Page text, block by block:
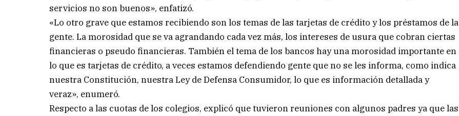
servicios no son buenos», enfatizó.
«Lo otro grave que estamos recibiendo son los temas de las tarjetas de crédito y los préstamos de la
gente. La morosidad que se va agrandando cada vez más, los intereses de usura que cobran ciertas
financieras o pseudo financieras. También el tema de los bancos hay una morosidad importante en
lo que es tarjetas de crédito, a veces estamos defendiendo gente que no se les informa, como indica
nuestra Constitución, nuestra Ley de Defensa Consumidor, lo que es información detallada y
veraz», enumeró.
Respecto a las cuotas de los colegios, explicó que tuvieron reuniones con algunos padres ya que las